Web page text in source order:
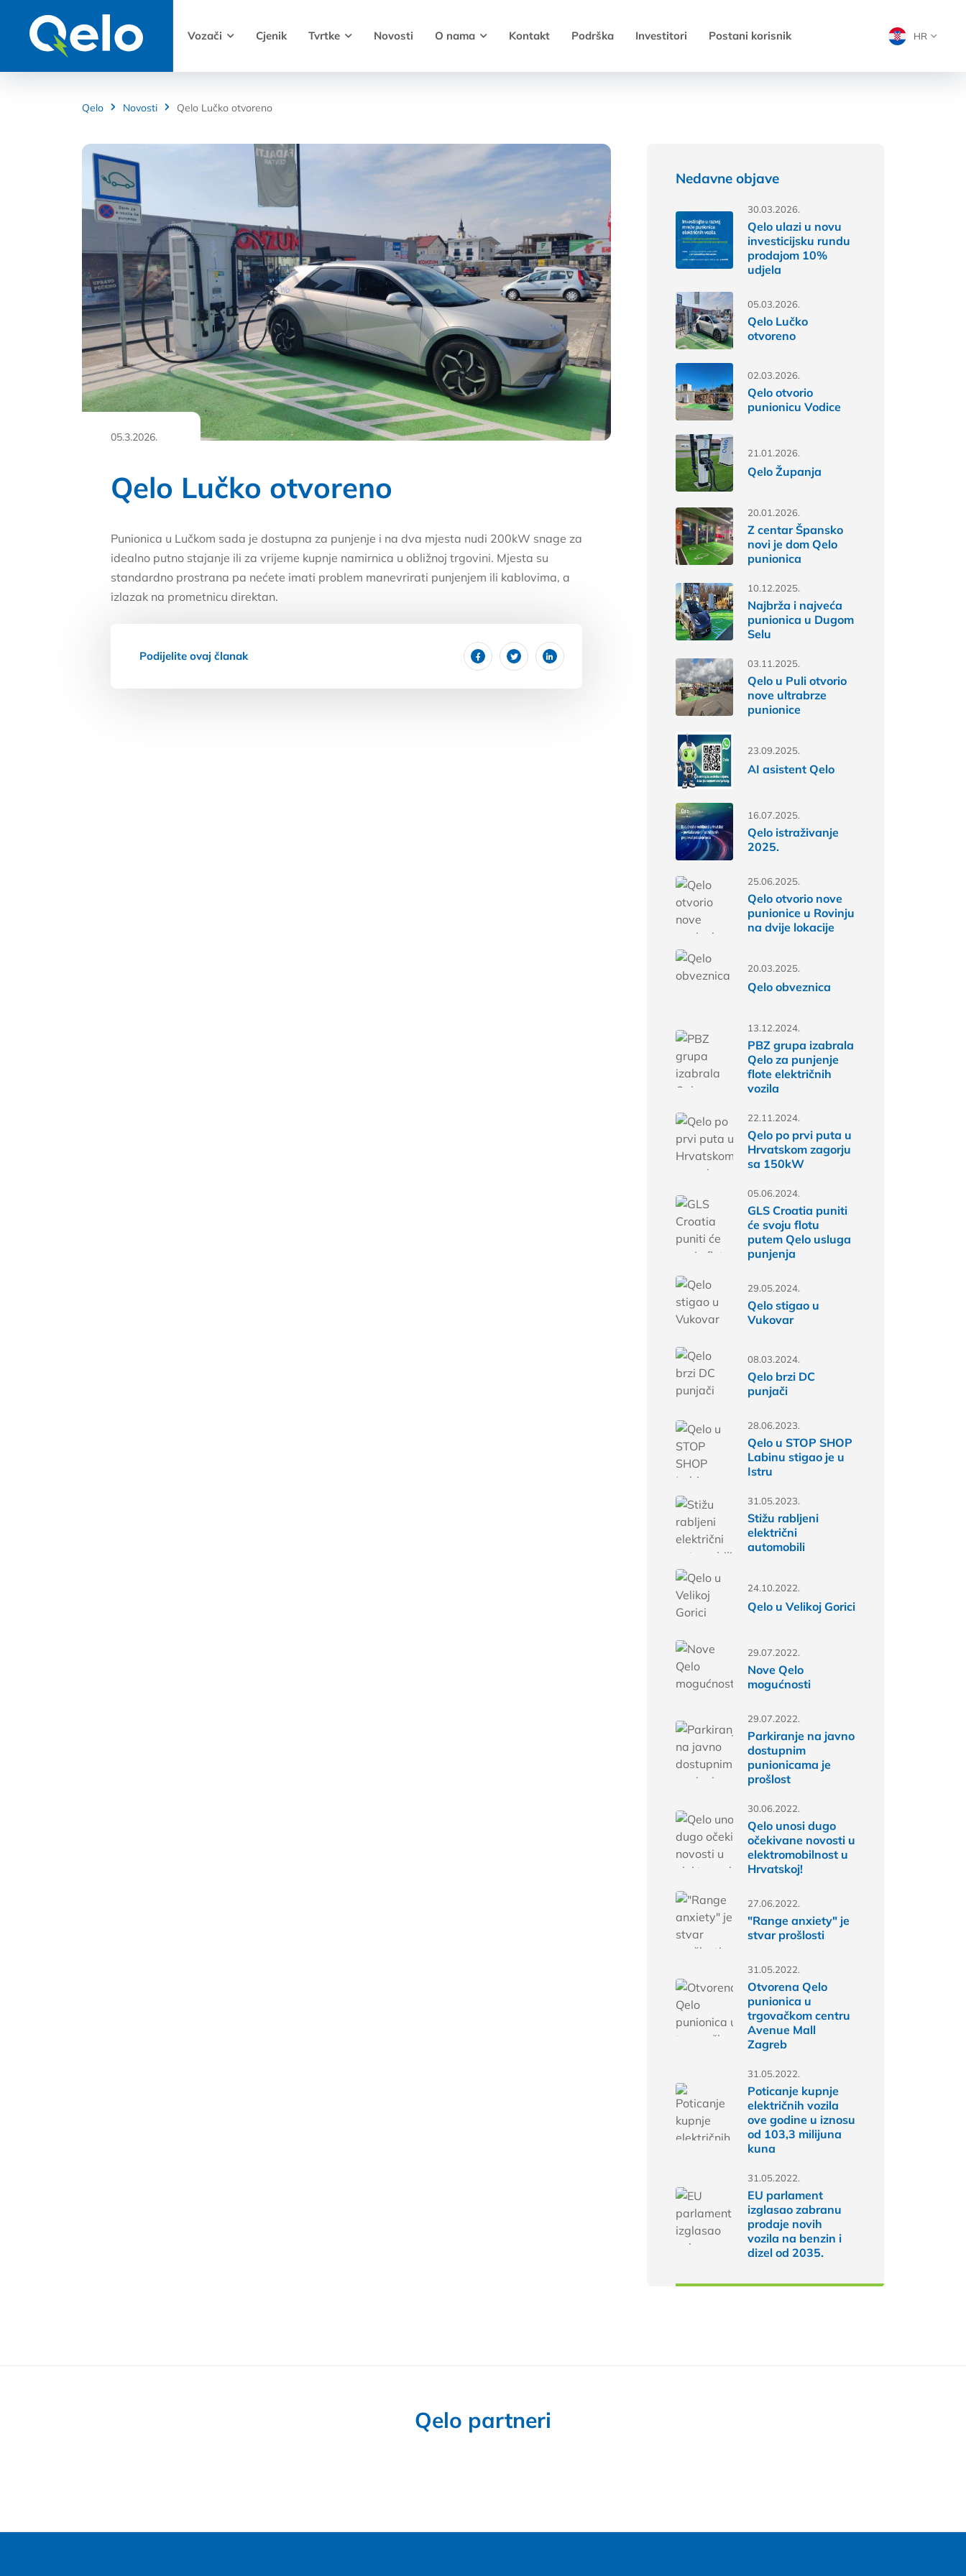
Vozači Cjenik Tvrtke Novosti O nama Kontakt Podrška Investitori Postani korisnik HR
Qelo Novosti Qelo Lučko otvoreno
05.3.2026.
Qelo Lučko otvoreno
Punionica u Lučkom sada je dostupna za punjenje i na dva mjesta nudi 200kW snage za
idealno putno stajanje ili za vrijeme kupnje namirnica u obližnoj trgovini. Mjesta su
standardno prostrana pa nećete imati problem manevrirati punjenjem ili kablovima, a
izlazak na prometnicu direktan.
Podijelite ovaj članak
Nedavne objave
30.03.2026.
Qelo ulazi u novu
investicijsku rundu
prodajom 10%
udjela
05.03.2026.
Qelo Lučko
otvoreno
02.03.2026.
Qelo otvorio
punionicu Vodice
21.01.2026.
Qelo Županja
20.01.2026.
Z centar Špansko
novi je dom Qelo
punionica
10.12.2025.
Najbrža i najveća
punionica u Dugom
Selu
03.11.2025.
Qelo u Puli otvorio
nove ultrabrze
punionice
23.09.2025.
AI asistent Qelo
16.07.2025.
Qelo istraživanje
2025.
25.06.2025.
Qelo otvorio nove
punionice u Rovinju
na dvije lokacije
20.03.2025.
Qelo obveznica
13.12.2024.
PBZ grupa izabrala
Qelo za punjenje
flote električnih
vozila
22.11.2024.
Qelo po prvi puta u
Hrvatskom zagorju
sa 150kW
05.06.2024.
GLS Croatia puniti
će svoju flotu
putem Qelo usluga
punjenja
29.05.2024.
Qelo stigao u
Vukovar
08.03.2024.
Qelo brzi DC
punjači
28.06.2023.
Qelo u STOP SHOP
Labinu stigao je u
Istru
31.05.2023.
Stižu rabljeni
električni
automobili
24.10.2022.
Qelo u Velikoj Gorici
29.07.2022.
Nove Qelo
mogućnosti
29.07.2022.
Parkiranje na javno
dostupnim
punionicama je
prošlost
30.06.2022.
Qelo unosi dugo
očekivane novosti u
elektromobilnost u
Hrvatskoj!
27.06.2022.
"Range anxiety" je
stvar prošlosti
31.05.2022.
Otvorena Qelo
punionica u
trgovačkom centru
Avenue Mall
Zagreb
31.05.2022.
Poticanje kupnje
električnih vozila
ove godine u iznosu
od 103,3 milijuna
kuna
31.05.2022.
EU parlament
izglasao zabranu
prodaje novih
vozila na benzin i
dizel od 2035.
Qelo partneri